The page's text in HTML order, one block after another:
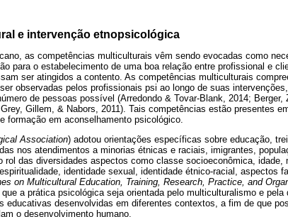
e intervenção etnopsicológica
as competências multiculturais vêm sendo evocadas como
para o estabelecimento de uma boa relação entre profissional e
ser atingidos a contento. As competências multiculturais
observadas pelos profissionais psi ao longo de suas
de pessoas possível (Arredondo & Tovar-Blank, 2014; Berger,
Gillem, & Nabors, 2011). Tais competências estão presentes
formação em aconselhamento psicológico.
Association) adotou orientações específicas sobre educação,
nos atendimentos a minorias étnicas e raciais, imigrantes,
das diversidades aspectos como classe socioeconômica, idade,
identidade sexual, identidade étnico-racial, aspectos
on Multicultural Education, Training, Research, Practice, and
a prática psicológica seja orientada pelo multiculturalismo e
educativas desenvolvidas em diferentes contextos, a fim de que
o desenvolvimento humano.